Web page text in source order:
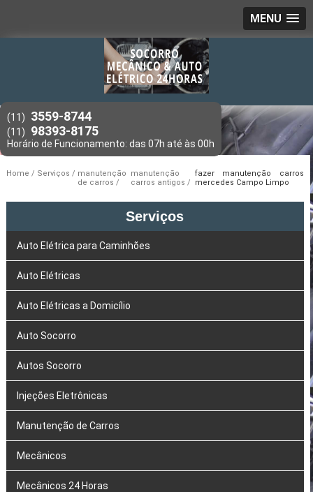
MENU
(11) 3559-8744
(11) 98393-8175
Home Serviços
manutenção
de carros
manutenção
carros antigos
fazer manutenção carros
mercedes Campo Limpo
Serviços
Auto Elétrica para Caminhões
Auto Elétricas
Auto Elétricas a Domicílio
Auto Socorro
Autos Socorro
Injeções Eletrônicas
Manutenção de Carros
Mecânicos
Mecânicos 24 Horas